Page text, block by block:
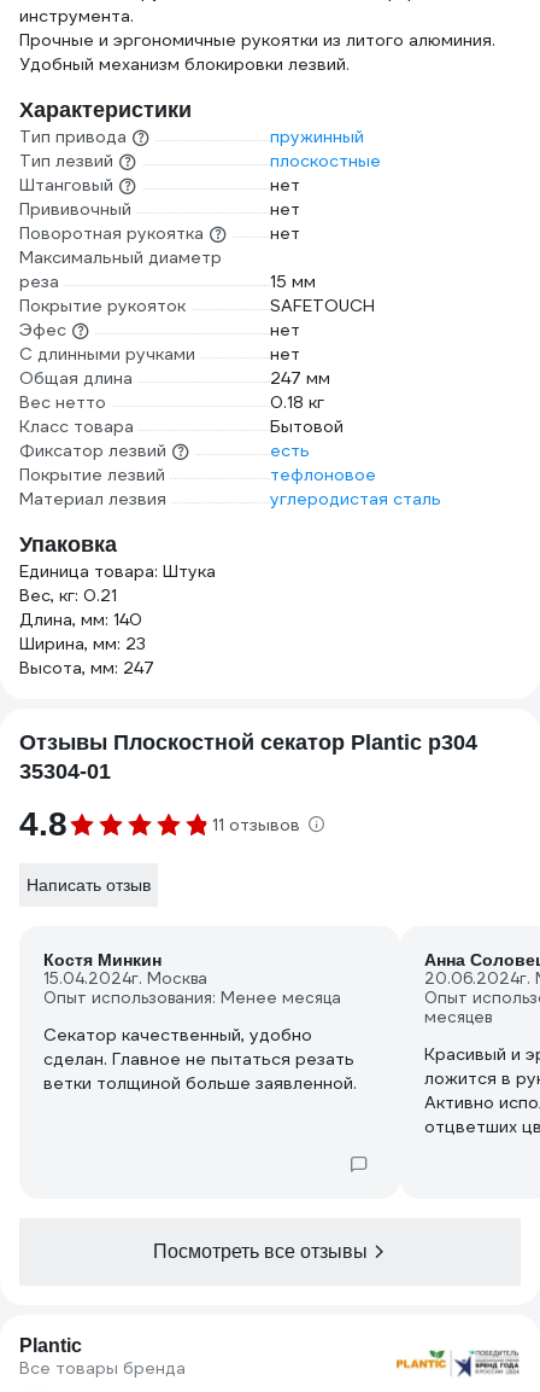
инструмента.
Прочные и эргономичные рукоятки из литого алюминия.
Удобный механизм блокировки лезвий.
Характеристики
Тип привода
пружинный
Тип лезвий
плоскостные
Штанговый
нет
Прививочный
нет
Поворотная рукоятка
нет
Максимальный диаметр
реза
15 мм
Покрытие рукояток
SAFETOUCH
Эфес
нет
С длинными ручками
нет
Общая длина
247 мм
Вес нетто
0.18 кг
Класс товара
Бытовой
Фиксатор лезвий
есть
Покрытие лезвий
тефлоновое
Материал лезвия
углеродистая сталь
Упаковка
Единица товара: Штука
Вес, кг: 0.21
Длина, мм: 140
Ширина, мм: 23
Высота, мм: 247
Отзывы Плоскостной секатор Plantic p304
35304-01
4.8 11 отзывов
Написать отзыв
Костя Минкин
15.04.2024г. Москва
Опыт использования: Менее месяца
Секатор качественный, удобно
сделан. Главное не пытаться резать
ветки толщиной больше заявленной.
Анна
20.06.2024г.
Опыт
месяцев
Красивый и
ложится в
Активно
отцветших
Посмотреть все отзывы
Plantic
Все товары бренда